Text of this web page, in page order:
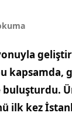
kapsamda,
buluşturdu.
ilk kez